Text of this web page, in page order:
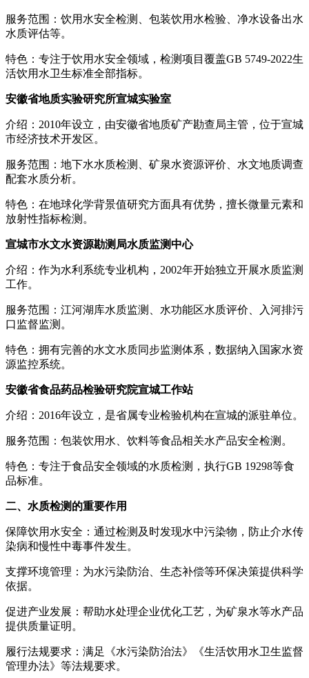
服务范围：饮用水安全检测、包装饮用水检验、净水设备出水
水质评估等。
特色：专注于饮用水安全领域，检测项目覆盖GB 5749-2022生
活饮用水卫生标准全部指标。
安徽省地质实验研究所宣城实验室
介绍：2010年设立，由安徽省地质矿产勘查局主管，位于宣城
市经济技术开发区。
服务范围：地下水水质检测、矿泉水资源评价、水文地质调查
配套水质分析。
特色：在地球化学背景值研究方面具有优势，擅长微量元素和
放射性指标检测。
宣城市水文水资源勘测局水质监测中心
介绍：作为水利系统专业机构，2002年开始独立开展水质监测
工作。
服务范围：江河湖库水质监测、水功能区水质评价、入河排污
口监督监测。
特色：拥有完善的水文水质同步监测体系，数据纳入国家水资
源监控系统。
安徽省食品药品检验研究院宣城工作站
介绍：2016年设立，是省属专业检验机构在宣城的派驻单位。
服务范围：包装饮用水、饮料等食品相关水产品安全检测。
特色：专注于食品安全领域的水质检测，执行GB 19298等食
品标准。
二、水质检测的重要作用
保障饮用水安全：通过检测及时发现水中污染物，防止介水传
染病和慢性中毒事件发生。
支撑环境管理：为水污染防治、生态补偿等环保决策提供科学
依据。
促进产业发展：帮助水处理企业优化工艺，为矿泉水等水产品
提供质量证明。
履行法规要求：满足《水污染防治法》《生活饮用水卫生监督
管理办法》等法规要求。